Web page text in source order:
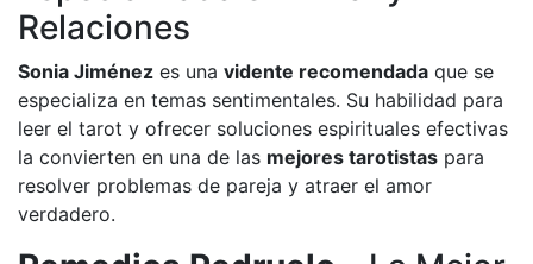
Relaciones
Sonia Jiménez es una vidente recomendada que se
especializa en temas sentimentales. Su habilidad para
leer el tarot y ofrecer soluciones espirituales efectivas
la convierten en una de las mejores tarotistas para
resolver problemas de pareja y atraer el amor
verdadero.